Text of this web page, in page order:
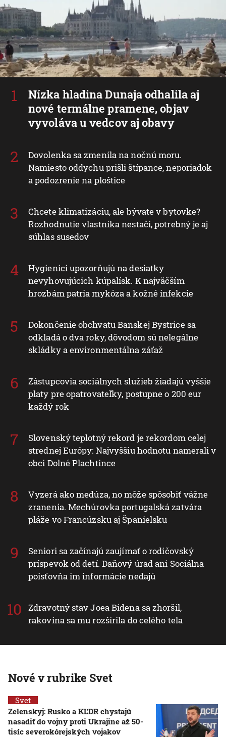
Nízka hladina Dunaja odhalila aj
nové termálne pramene, objav
vyvoláva u vedcov aj obavy
Dovolenka sa zmenila na nočnú moru.
Namiesto oddychu prišli štípance, neporiadok
a podozrenie na ploštice
Chcete klimatizáciu, ale bývate v bytovke?
Rozhodnutie vlastníka nestačí, potrebný je aj
súhlas susedov
Hygienici upozorňujú na desiatky
nevyhovujúcich kúpalísk. K najväčším
hrozbám patria mykóza a kožné infekcie
Dokončenie obchvatu Banskej Bystrice sa
odkladá o dva roky, dôvodom sú nelegálne
skládky a environmentálna záťaž
Zástupcovia sociálnych služieb žiadajú vyššie
platy pre opatrovateľky, postupne o 200 eur
každý rok
Slovenský teplotný rekord je rekordom celej
strednej Európy: Najvyššiu hodnotu namerali v
obci Dolné Plachtince
Vyzerá ako medúza, no môže spôsobiť vážne
zranenia. Mechúrovka portugalská zatvára
pláže vo Francúzsku aj Španielsku
Seniori sa začínajú zaujímať o rodičovský
príspevok od detí. Daňový úrad ani Sociálna
poisťovňa im informácie nedajú
Zdravotný stav Joea Bidena sa zhoršil,
rakovina sa mu rozšírila do celého tela
Nové v rubrike Svet
Svet
Zelenskyj: Rusko a KĽDR chystajú
nasadiť do vojny proti Ukrajine až 50-
tisíc severokórejských vojakov